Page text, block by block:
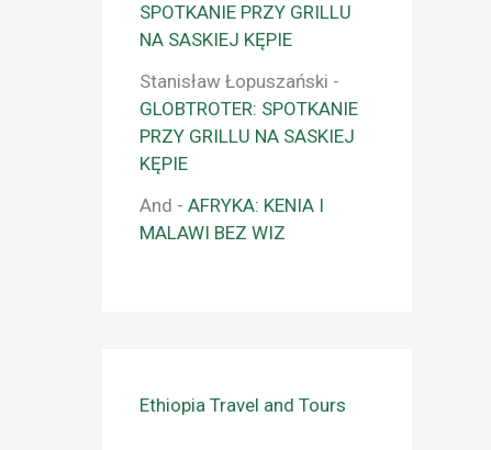
SPOTKANIE PRZY GRILLU
NA SASKIEJ KĘPIE
Stanisław Łopuszański -
GLOBTROTER: SPOTKANIE
PRZY GRILLU NA SASKIEJ
KĘPIE
And - AFRYKA: KENIA I
MALAWI BEZ WIZ
Ethiopia Travel and Tours